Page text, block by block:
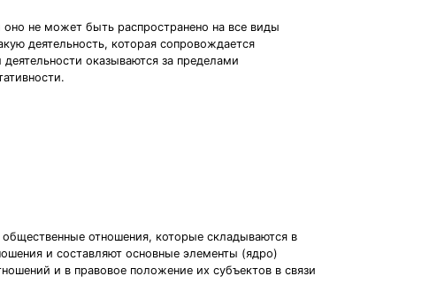
оно не может быть распространено на все виды
деятельность, которая сопровождается
оказываются за пределами
отношения, которые складываются в
и составляют основные элементы (ядро)
и в правовое положение их субъектов в связи